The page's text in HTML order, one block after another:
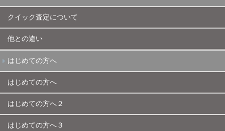
クイック査定について
他との違い
はじめての方へ
はじめての方へ
はじめての方へ２
はじめての方へ３